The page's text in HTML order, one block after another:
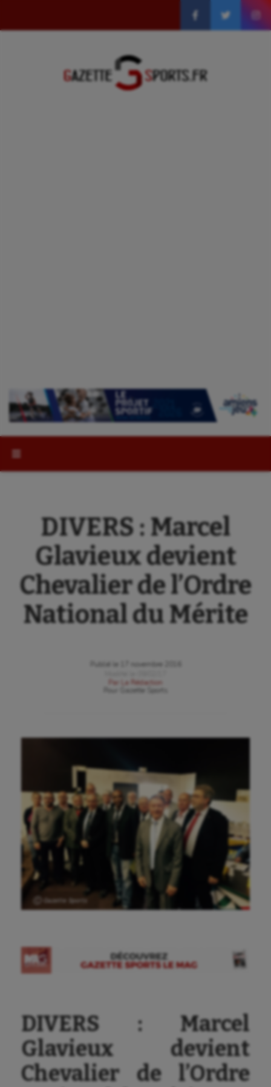
DIVERS : Marcel
Glavieux devient
Chevalier de l’Ordre
National du Mérite
Publié le
17 novembre 2016
Par
La Rédaction
Gazette Sports
Ⓒ Gazette Sports
DIVERS : Marcel
Glavieux devient
Chevalier de l’Ordre